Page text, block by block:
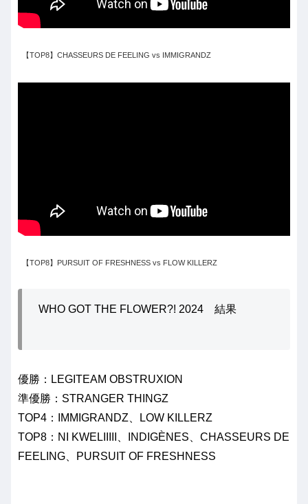
【TOP8】CHASSEURS DE FEELING vs IMMIGRANDZ
【TOP8】PURSUIT OF FRESHNESS vs FLOW KILLERZ
WHO GOT THE FLOWER?! 2024 結果
優勝：LEGITEAM OBSTRUXION
準優勝：STRANGER THINGZ
TOP4：IMMIGRANDZ、LOW KILLERZ
TOP8：NI KWELIIIII、INDIGÈNES、CHASSEURS DE
FEELING、PURSUIT OF FRESHNESS